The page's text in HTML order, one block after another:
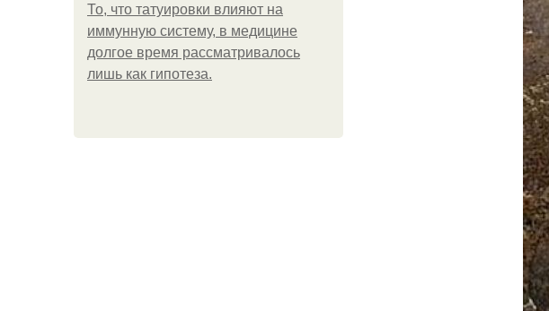
То, что татуировки влияют на
иммунную систему, в медицине
долгое время рассматривалось
лишь как гипотеза.